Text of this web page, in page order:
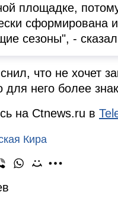
площадке,
сформирована
сезоны", - сказал
что не хочет
для него более
на Ctnews.ru в
Кира